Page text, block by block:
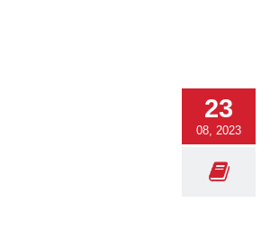
23
08, 2023